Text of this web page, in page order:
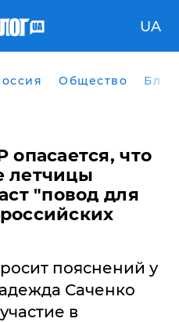
UA
Общество
что
летчицы
"повод для
пояснений у
Саченко
в